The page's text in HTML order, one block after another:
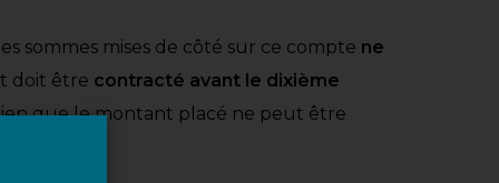
sommes mises de côté sur ce compte ne
doit être contracté avant le dixième
que le montant placé ne peut être